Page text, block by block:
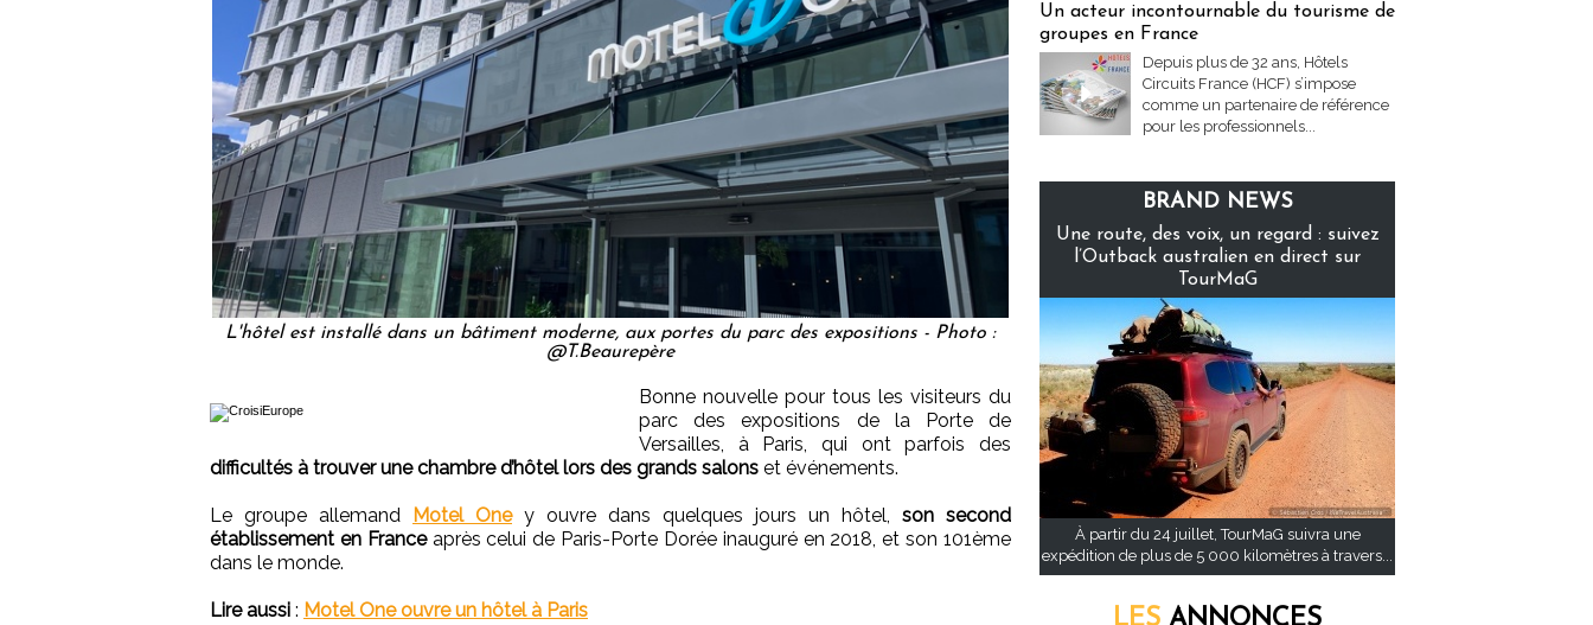
L'hôtel est installé dans un bâtiment moderne, aux portes du parc des expositions - Photo :
@T.Beaurepère
Bonne nouvelle pour tous les visiteurs du
parc des expositions de la Porte de
Versailles, à Paris, qui ont parfois des
difficultés à trouver une chambre d’hôtel lors des grands salons et événements.
Le groupe allemand Motel Oney ouvre dans quelques jours un hôtel, son second
établissement en Franceaprès celui de Paris-Porte Dorée inauguré en 2018, et son 101ème
dans le monde.
Lire aussi : Motel One ouvre un hôtel à Paris
Un acteur incontournable du tourisme de
groupes en France
Depuis plus de 32 ans, Hôtels
Circuits France (HCF) s’impose
comme un partenaire de référence
pour les professionnels...
BRAND NEWS
Une route, des voix, un regard : suivez
l’Outback australien en direct sur
TourMaG
À partir du 24 juillet, TourMaG suivra une
expédition de plus de 5 000 kilomètres à travers...
LES ANNONCES